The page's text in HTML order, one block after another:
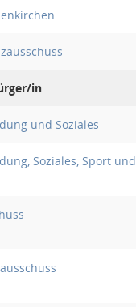
in
und Soziales
Soziales, Sport und